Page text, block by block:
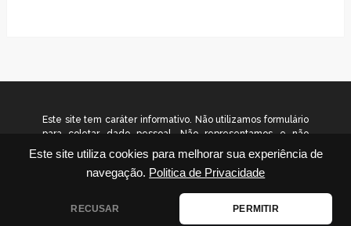
Este site utiliza cookies para melhorar sua experiência de
navegação. Politica de Privacidade
RECUSAR PERMITIR
Este site tem caráter informativo. Não utilizamos formulário
para coletar dado pessoal. Não representamos e não
temos relação com nenhuma empresa ou programa citado
no conteúdo deste site. © 2026
www.gradualinvestimentos.com.br – Todos os direitos